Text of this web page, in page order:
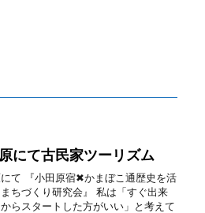
にて古民家ツーリズム
て 『小田原宿✖︎かまぼこ通歴史を活
ちづくり研究会』 私は「すぐ出来
らスタートした方がいい」と考えて